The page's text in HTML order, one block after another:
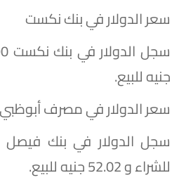
سعر الدولار في بنك نكست
جنيه للبيع.
سعر الدولار في مصرف
للشراء و 52.02 جنيه للبيع.